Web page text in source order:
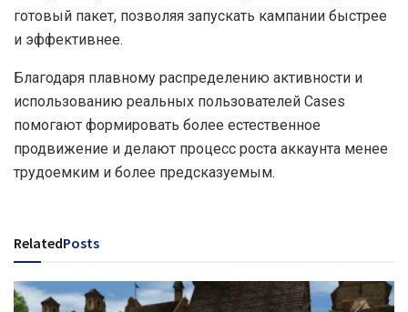
готовый пакет, позволяя запускать кампании быстрее
и эффективнее.
Благодаря плавному распределению активности и
использованию реальных пользователей Cases
помогают формировать более естественное
продвижение и делают процесс роста аккаунта менее
трудоемким и более предсказуемым.
RelatedPosts